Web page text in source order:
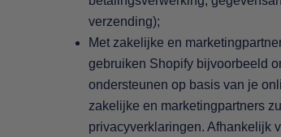
verzending);
Met zakelijke en
gebruiken Shopify bijvoorbeeld
ondersteunen op basis van je
zakelijke en marketingpartners
privacyverklaringen. Afhankelijk